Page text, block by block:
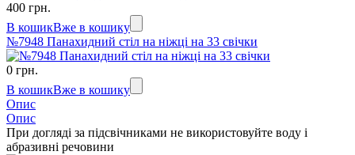
400 грн.
В кошикВже в кошику
№7948 Панахидний стіл на ніжці на 33 свічки
0 грн.
В кошикВже в кошику
Опис
Опис
При догляді за підсвічниками не використовуйте воду і
абразивні речовини